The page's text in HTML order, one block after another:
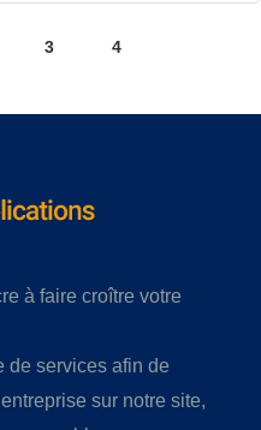
3 4
à faire croître votre
de services afin de
sur notre site,